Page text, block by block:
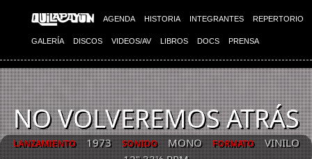
AGENDA HISTORIA INTEGRANTES REPERTORIO
GALERÍA DISCOS VIDEOS/AV LIBROS DOCS PRENSA
NO VOLVEREMOS ATRÁS
LANZAMIENTO 1973 SONIDO MONO FORMATO
VINILO